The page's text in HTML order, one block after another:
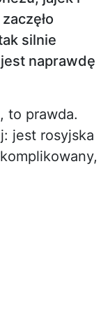
silnie
naprawdę
to prawda.
jest rosyjska